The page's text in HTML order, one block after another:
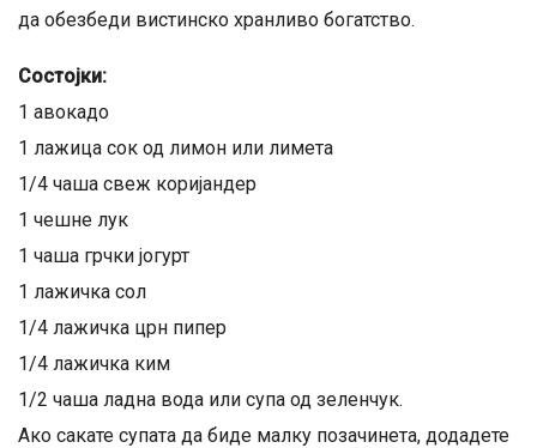
да обезбеди вистинско хранливо богатство.
Состојки:
1 авокадо
1 лажица сок од лимон или лимета
1/4 чаша свеж коријандер
1 чешне лук
1 чаша грчки јогурт
1 лажичка сол
1/4 лажичка црн пипер
1/4 лажичка ким
1/2 чаша ладна вода или супа од зеленчук.
Ако сакате супата да биде малку позачинета, додадете